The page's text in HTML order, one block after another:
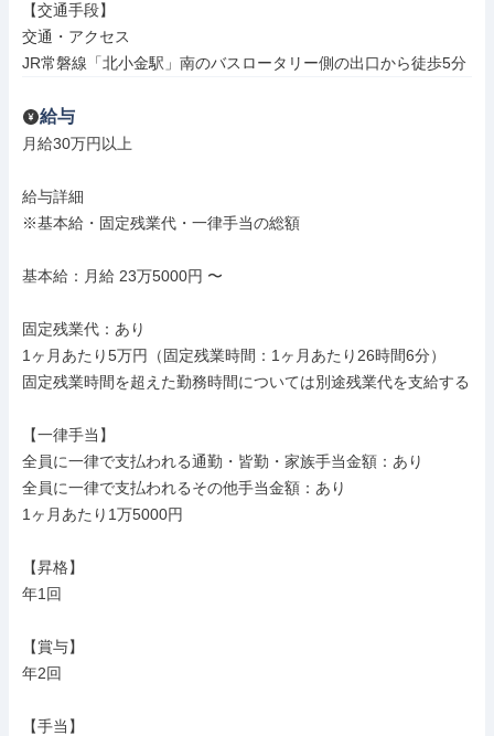
【交通手段】
交通・アクセス
JR常磐線「北小金駅」南のバスロータリー側の出口から徒歩5分
給与
月給30万円以上
給与詳細
※基本給・固定残業代・一律手当の総額
基本給：月給 23万5000円 〜
固定残業代：あり
1ヶ月あたり5万円（固定残業時間：1ヶ月あたり26時間6分）
固定残業時間を超えた勤務時間については別途残業代を支給する
【一律手当】
全員に一律で支払われる通勤・皆勤・家族手当金額：あり
全員に一律で支払われるその他手当金額：あり
1ヶ月あたり1万5000円
【昇格】
年1回
【賞与】
年2回
【手当】